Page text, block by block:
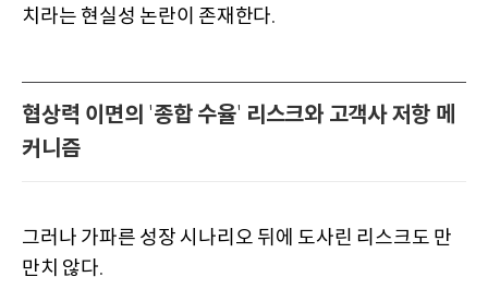
치라는 현실성 논란이 존재한다.
협상력 이면의 '종합 수율' 리스크와 고객사 저항 메
커니즘
그러나 가파른 성장 시나리오 뒤에 도사린 리스크도 만
만치 않다.